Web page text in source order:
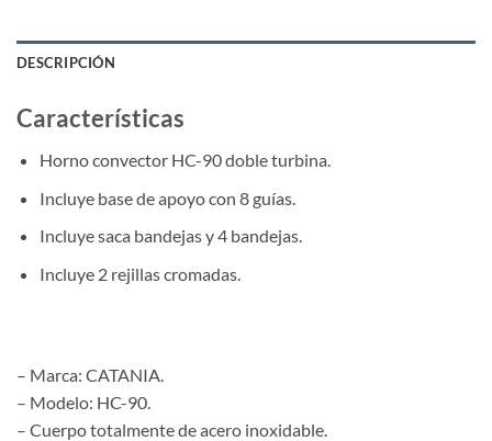
DESCRIPCIÓN
Características
Horno convector HC-90 doble turbina.
Incluye base de apoyo con 8 guías.
Incluye saca bandejas y 4 bandejas.
Incluye 2 rejillas cromadas.
– Marca: CATANIA.
– Modelo: HC-90.
– Cuerpo totalmente de acero inoxidable.